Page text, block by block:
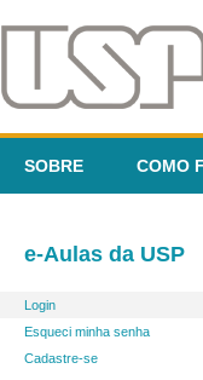
SOBRE COMO
e-Aulas da USP
Login
Esqueci minha senha
Cadastre-se